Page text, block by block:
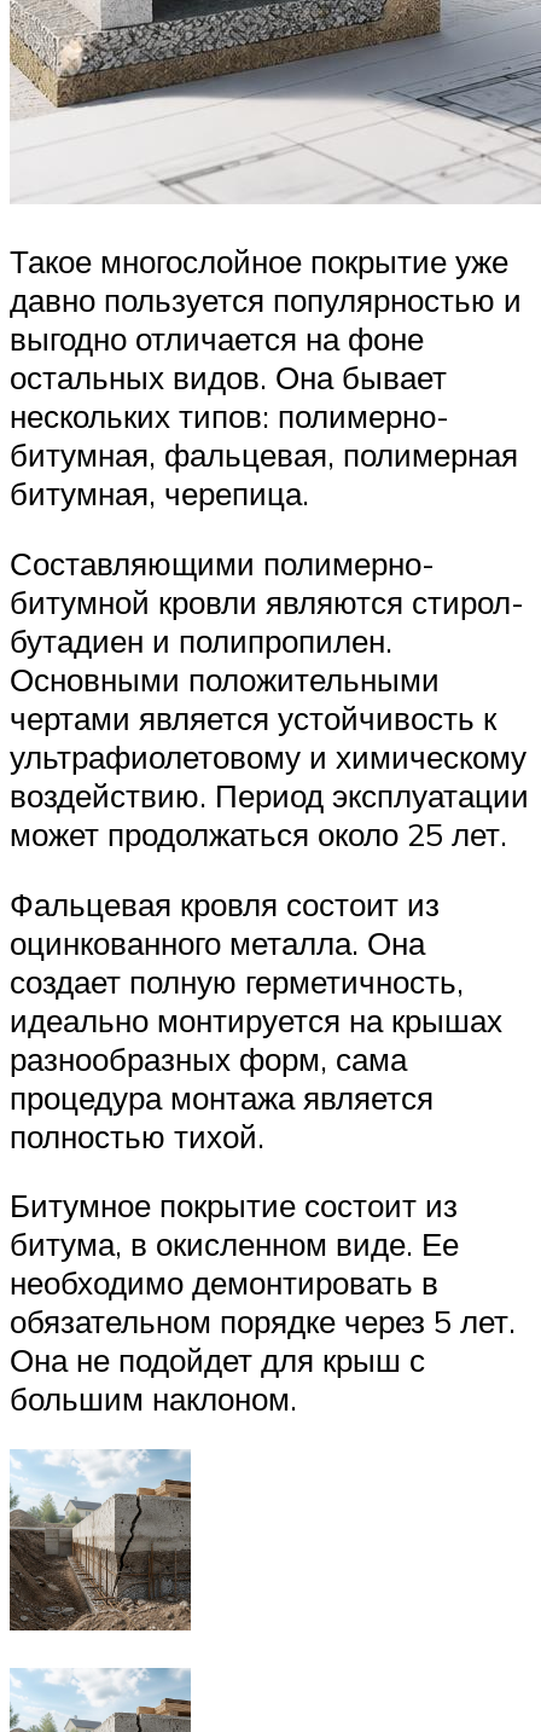
Такое многослойное покрытие уже
давно пользуется популярностью и
выгодно отличается на фоне
остальных видов. Она бывает
нескольких типов: полимерно-
битумная, фальцевая, полимерная
битумная, черепица.
Составляющими полимерно-
битумной кровли являются стирол-
бутадиен и полипропилен.
Основными положительными
чертами является устойчивость к
ультрафиолетовому и химическому
воздействию. Период эксплуатации
может продолжаться около 25 лет.
Фальцевая кровля состоит из
оцинкованного металла. Она
создает полную герметичность,
идеально монтируется на крышах
разнообразных форм, сама
процедура монтажа является
полностью тихой.
Битумное покрытие состоит из
битума, в окисленном виде. Ее
необходимо демонтировать в
обязательном порядке через 5 лет.
Она не подойдет для крыш с
большим наклоном.